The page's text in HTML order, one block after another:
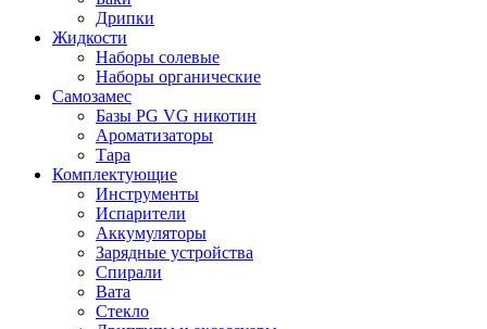
Дрипки
Жидкости
Наборы солевые
Наборы органические
Самозамес
Базы PG VG никотин
Ароматизаторы
Тара
Комплектующие
Инструменты
Испарители
Аккумуляторы
Зарядные устройства
Спирали
Вата
Стекло